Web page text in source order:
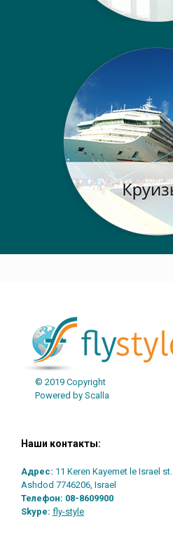
© 2019 Copyright
Powered by Scalla
Наши контакты:
Адрес: 11 Keren Kayemet le Israel st.
Ashdod 7746206, Israel
Телефон: 08-8609900
Skype: fly-style